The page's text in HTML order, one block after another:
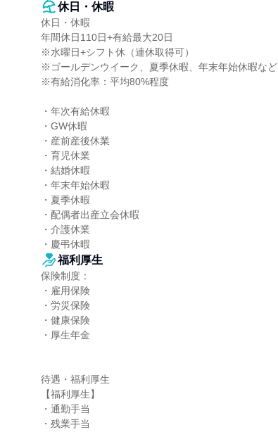
休日・休暇
休日・休暇
年間休日110日+有給最大20日
※水曜日+シフト休（連休取得可）
※ゴールデンウイーク、夏季休暇、年末年始休暇など
※有給消化率：平均80%程度
・年次有給休暇
・GW休暇
・産前産後休業
・育児休業
・結婚休暇
・年末年始休暇
・夏季休暇
・配偶者出産立会休暇
・介護休業
・慶弔休暇
福利厚生
保険制度：
・雇用保険
・労災保険
・健康保険
・厚生年金
待遇・福利厚生
【福利厚生】
・通勤手当
・残業手当